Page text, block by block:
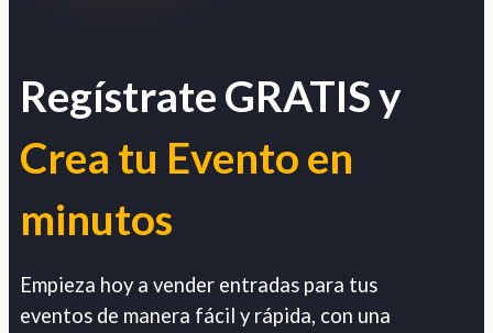
Regístrate GRATIS y
Crea tu Evento en
minutos
Empieza hoy a vender entradas para tus
eventos de manera fácil y rápida, con una